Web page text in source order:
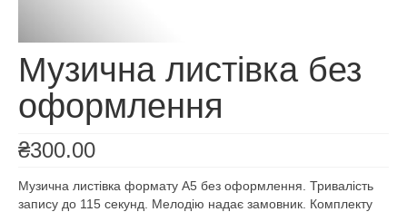
Музична листівка без
оформлення
₴300.00
Музична листівка формату А5 без оформлення. Тривалість
запису до 115 секунд. Мелодію надає замовник. Комплекту